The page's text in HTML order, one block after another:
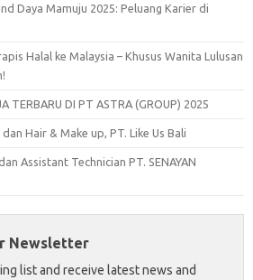
Daya Mamuju 2025: Peluang Karier di
Halal ke Malaysia – Khusus Wanita Lulusan
TERBARU DI PT ASTRA (GROUP) 2025
Hair & Make up, PT. Like Us Bali
Assistant Technician PT. SENAYAN
Newsletter
list and receive latest news and